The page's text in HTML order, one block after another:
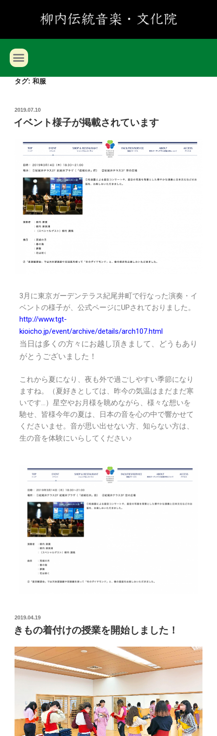
タグ: 和服
2019.07.10
イベント様子が掲載されています
3月に東京ガーデンテラス紀尾井町で行なった演奏・イ
ベントの様子が、公式ページにUPされておりました。
http://www.tgt-
kioicho.jp/event/archive/details/arch107.html
当日は多くの方々にお越し頂きまして、どうもあり
がとうございました！
これから夏になり、夜も外で過ごしやすい季節になり
ますね。（夏好きとしては、昨今の気温はまだまだ寒
いです…）星空やお月様を眺めながら、様々な想いを
馳せ、皆様今年の夏は、日本の音を心の中で響かせて
くださいませ。音が思い出せない方、知らない方は、
生の音を体験にいらしてください♪
2019.04.19
きもの着付けの授業を開始しました！